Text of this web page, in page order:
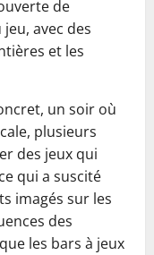
de
avec des
et les
un soir où
plusieurs
des jeux qui
qui a suscité
imagés sur les
des
les bars à jeux